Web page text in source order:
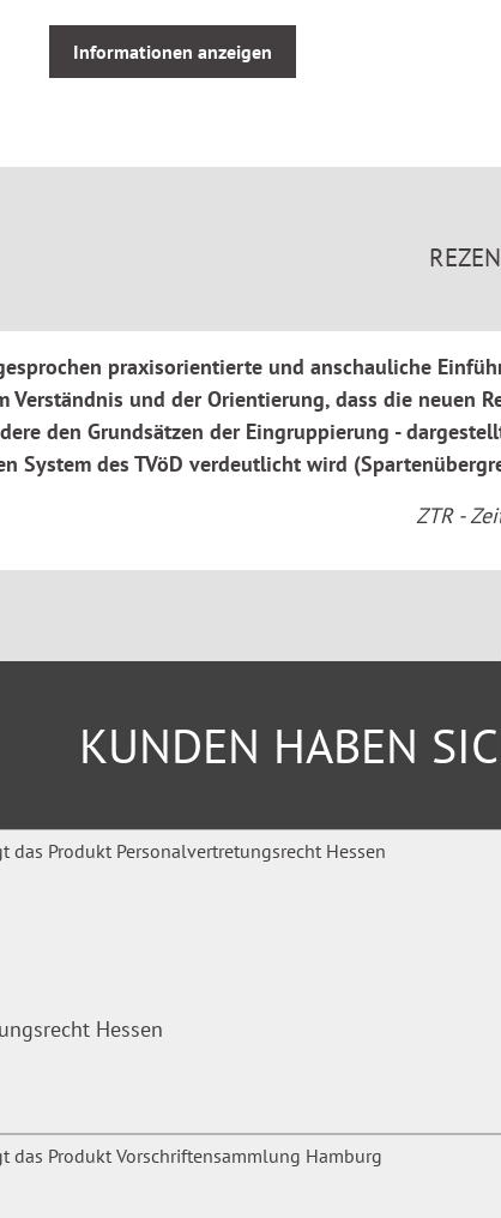
Informationen anzeigen
praxisorientierte und anschauliche
Verständnis und der Orientierung, dass die neuen
den Grundsätzen der Eingruppierung -
System des TVöD verdeutlicht wird
ZTR -
KUNDEN HABEN
Hessen